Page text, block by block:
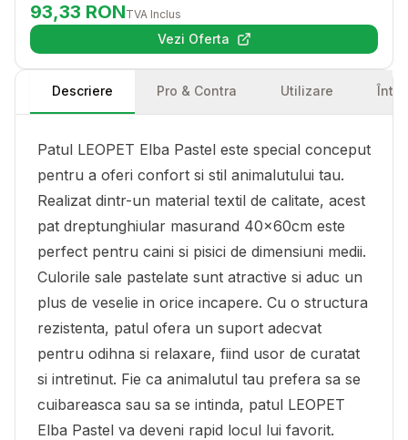
93,33 RONTVA Inclus
Vezi Oferta(se deschide într-o filă nouă)
Descriere Pro & Contra Utilizare
Patul LEOPET Elba Pastel este special conceput
pentru a oferi confort si stil animalutului tau.
Realizat dintr-un material textil de calitate, acest
pat dreptunghiular masurand 40x60cm este
perfect pentru caini si pisici de dimensiuni medii.
Culorile sale pastelate sunt atractive si aduc un
plus de veselie in orice incapere. Cu o structura
rezistenta, patul ofera un suport adecvat
pentru odihna si relaxare, fiind usor de curatat
si intretinut. Fie ca animalutul tau prefera sa se
cuibareasca sau sa se intinda, patul LEOPET
Elba Pastel va deveni rapid locul lui favorit.